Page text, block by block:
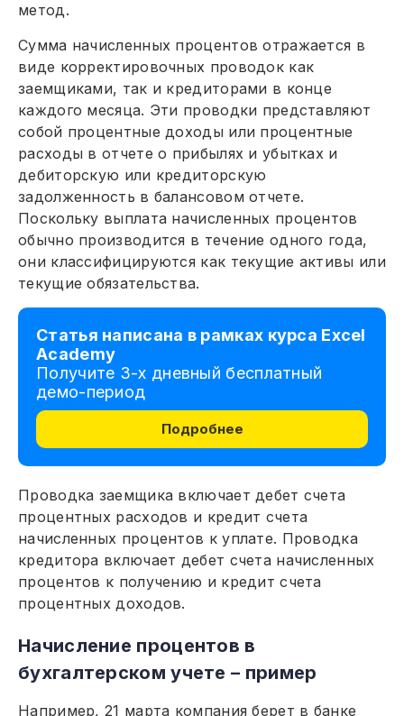
метод.
Сумма начисленных процентов отражается в
виде корректировочных проводок как
заемщиками, так и кредиторами в конце
каждого месяца. Эти проводки представляют
собой процентные доходы или процентные
расходы в отчете о прибылях и убытках и
дебиторскую или кредиторскую
задолженность в балансовом отчете.
Поскольку выплата начисленных процентов
обычно производится в течение одного года,
они классифицируются как текущие активы или
текущие обязательства.
Статья написана в рамках курса Excel
Academy
Получите 3-х дневный бесплатный
демо-период
Подробнее
Проводка заемщика включает дебет счета
процентных расходов и кредит счета
начисленных процентов к уплате. Проводка
кредитора включает дебет счета начисленных
процентов к получению и кредит счета
процентных доходов.
Начисление процентов в
бухгалтерском учете – пример
Например, 21 марта компания берет в банке